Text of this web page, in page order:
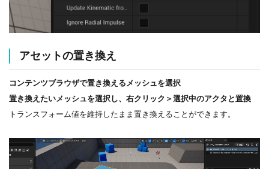
アセットの置き換え
コンテンツブラウザで置き換えるメッシュを選択
置き換えたいメッシュを選択し、右クリック＞選択中のアクタと置換
トランスフォーム値を維持したまま置き換えることができます。